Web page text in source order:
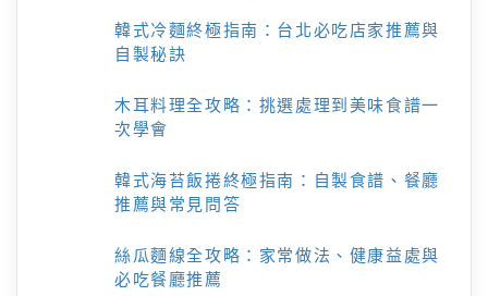
韓式冷麵終極指南：台北必吃店家推薦與
自製秘訣
木耳料理全攻略：挑選處理到美味食譜一
次學會
韓式海苔飯捲終極指南：自製食譜、餐廳
推薦與常見問答
絲瓜麵線全攻略：家常做法、健康益處與
必吃餐廳推薦